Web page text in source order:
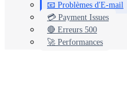
📧 Problèmes d'E-mail
💳 Payment Issues
🔴 Erreurs 500
🚀 Performances